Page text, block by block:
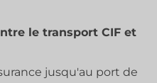
le transport CIF et
jusqu'au port de